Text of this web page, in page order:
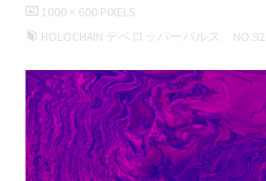
FULL
SIZE
1000 × 600 PIXELS
HOLOCHAIN デベロッパーパルス NO.92